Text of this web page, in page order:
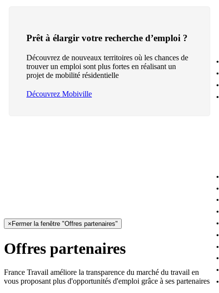
Prêt à élargir votre recherche d’emploi ?
Découvrez de nouveaux territoires où les chances de
trouver un emploi sont plus fortes en réalisant un
projet de mobilité résidentielle
Découvrez Mobiville
× Fermer la fenêtre "Offres partenaires"
Offres partenaires
France Travail améliore la transparence du marché du travail en
vous proposant plus d'opportunités d'emploi grâce à ses partenaires